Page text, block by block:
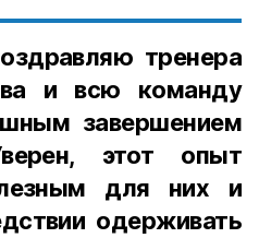
тренера
и всю команду
завершением
этот опыт
для них и
одерживать